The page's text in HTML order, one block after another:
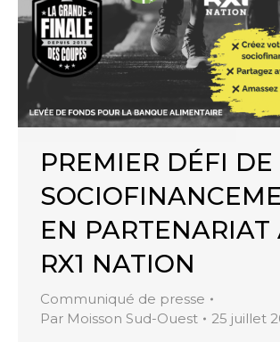
PREMIER DÉFI DE
EN PARTENARIAT
RX1 NATION
Communiqué de presse
Par Moisson Sud-Ouest 25 juillet